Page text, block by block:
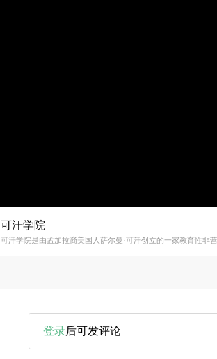
可汗学院
可汗学院是由孟加拉裔美国人萨尔曼·可汗创立的一家教育性非营
登录后可发评论